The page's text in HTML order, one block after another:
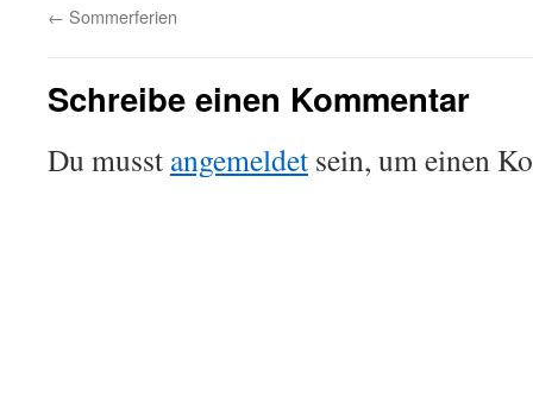
← Sommerferien
Schreibe einen Kommentar
Du musst angemeldet sein, um einen